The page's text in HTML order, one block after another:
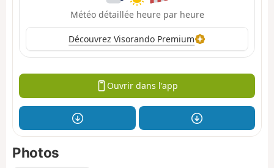
Météo détaillée heure par heure
Découvrez Visorando Premium
Ouvrir dans l'app
Photos